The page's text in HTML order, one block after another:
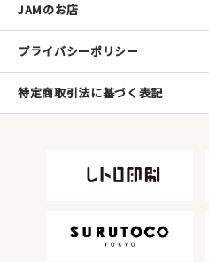
JAMのお店
プライバシーポリシー
特定商取引法に基づく表記